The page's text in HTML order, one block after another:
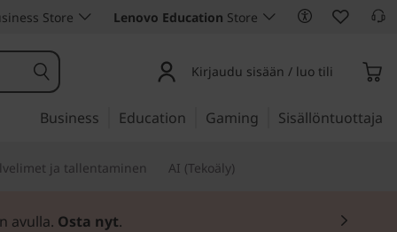
Store Lenovo Education Store
Kirjaudu sisään / luo tili
Business Education Gaming Sisällöntuottaja
ja tallentaminen AI (Tekoäly)
avulla. Osta nyt.